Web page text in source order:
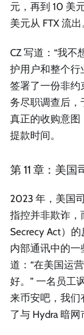
元，再到 10 美
美元从 FTX 流出
CZ 写道：“我不
护用户和整个行
签署了一份非约
务尽职调查后，
真正的收购意图
提款时间。
第 11 章：美国
2023 年，美国
指控并非欺诈，
Secrecy Act）
内部通讯中的
道：“在美国运
好。” 一名员工
来币安吧，我们
了与 Hydra 暗网